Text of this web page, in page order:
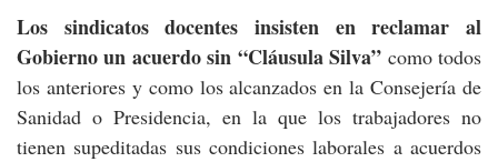
Los sindicatos docentes insisten en reclamar al
Gobierno un acuerdo sin “Cláusula Silva” como todos
los anteriores y como los alcanzados en la Consejería de
Sanidad o Presidencia, en la que los trabajadores no
tienen supeditadas sus condiciones laborales a acuerdos